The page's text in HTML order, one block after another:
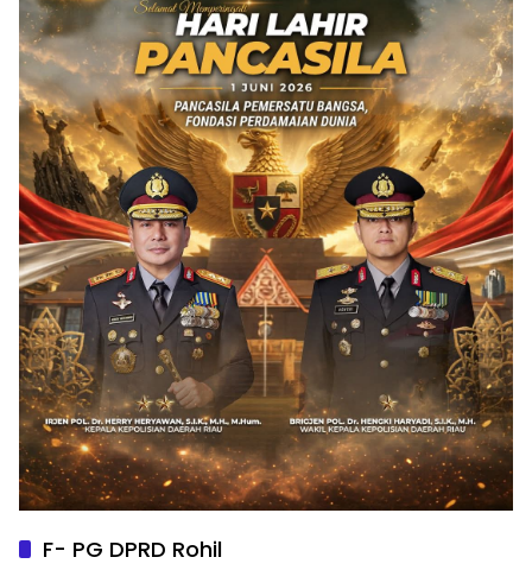
F- PG DPRD Rohil